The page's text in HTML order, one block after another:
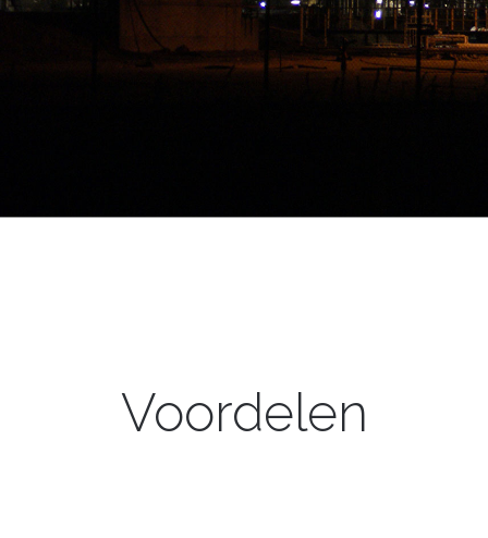
Voordelen